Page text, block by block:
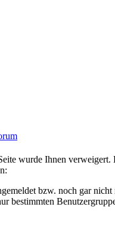
wurde Ihnen verweigert.
bzw. noch gar nicht
bestimmten